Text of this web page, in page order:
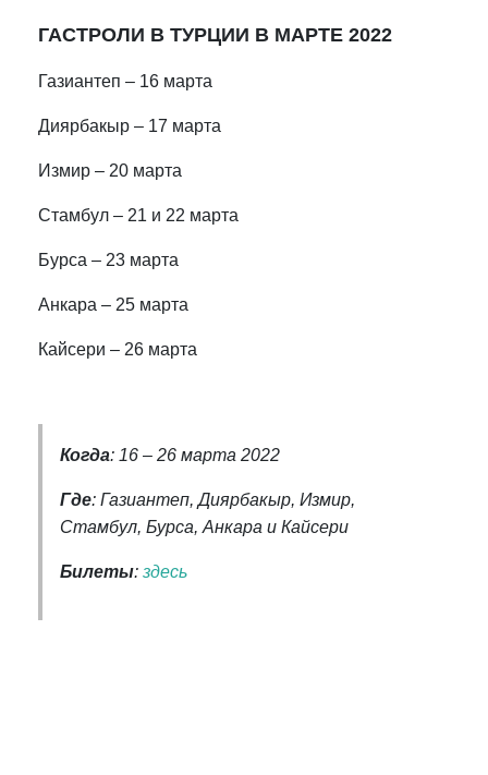
ГАСТРОЛИ В ТУРЦИИ В МАРТЕ 2022
Газиантеп – 16 марта
Диярбакыр – 17 марта
Измир – 20 марта
Стамбул – 21 и 22 марта
Бурса – 23 марта
Анкара – 25 марта
Кайсери – 26 марта
Когда: 16 – 26 марта 2022
Где: Газиантеп, Диярбакыр, Измир,
Стамбул, Бурса, Анкара и Кайсери
Билеты: здесь